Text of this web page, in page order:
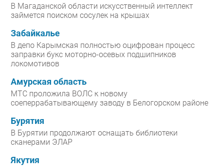
В Магаданской области искусственный интеллект
займется поиском сосулек на крышах
Забайкалье
В депо Карымская полностью оцифрован процесс
заправки букс моторно-осевых подшипников
локомотивов
Амурская область
МТС проложила ВОЛС к новому
соеперрабатывающему заводу в Белогорском районе
Бурятия
В Бурятии продолжают оснащать библиотеки
сканерами ЭЛАР
Якутия